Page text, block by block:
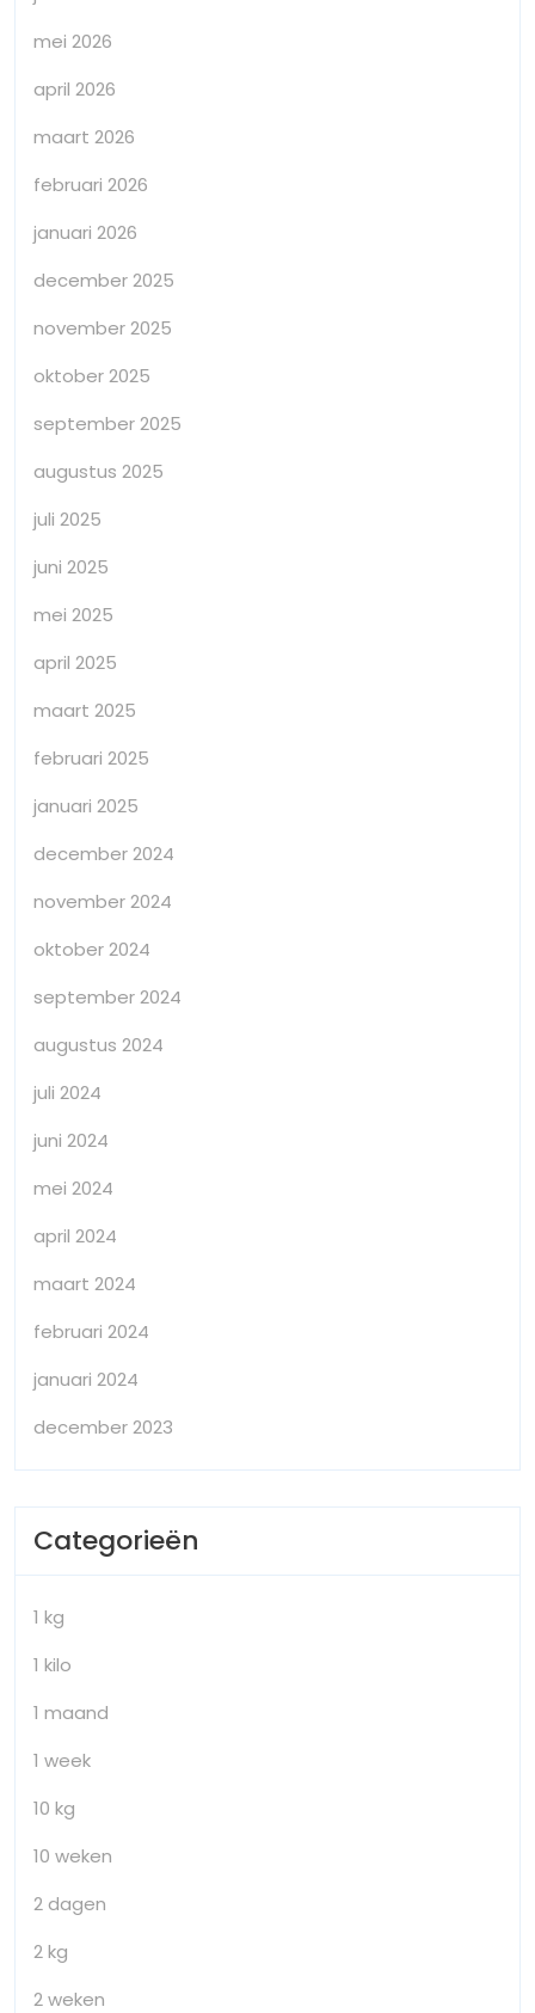
mei 2026
april 2026
maart 2026
februari 2026
januari 2026
december 2025
november 2025
oktober 2025
september 2025
augustus 2025
juli 2025
juni 2025
mei 2025
april 2025
maart 2025
februari 2025
januari 2025
december 2024
november 2024
oktober 2024
september 2024
augustus 2024
juli 2024
juni 2024
mei 2024
april 2024
maart 2024
februari 2024
januari 2024
december 2023
Categorieën
1 kg
1 kilo
1 maand
1 week
10 kg
10 weken
2 dagen
2 kg
2 weken